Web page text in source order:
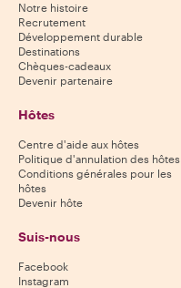
Notre histoire
Recrutement
Développement durable
Destinations
Chèques-cadeaux
Devenir partenaire
Hôtes
Centre d'aide aux hôtes
Politique d'annulation des hôtes
Conditions générales pour les
hôtes
Devenir hôte
Suis-nous
Facebook
Instagram